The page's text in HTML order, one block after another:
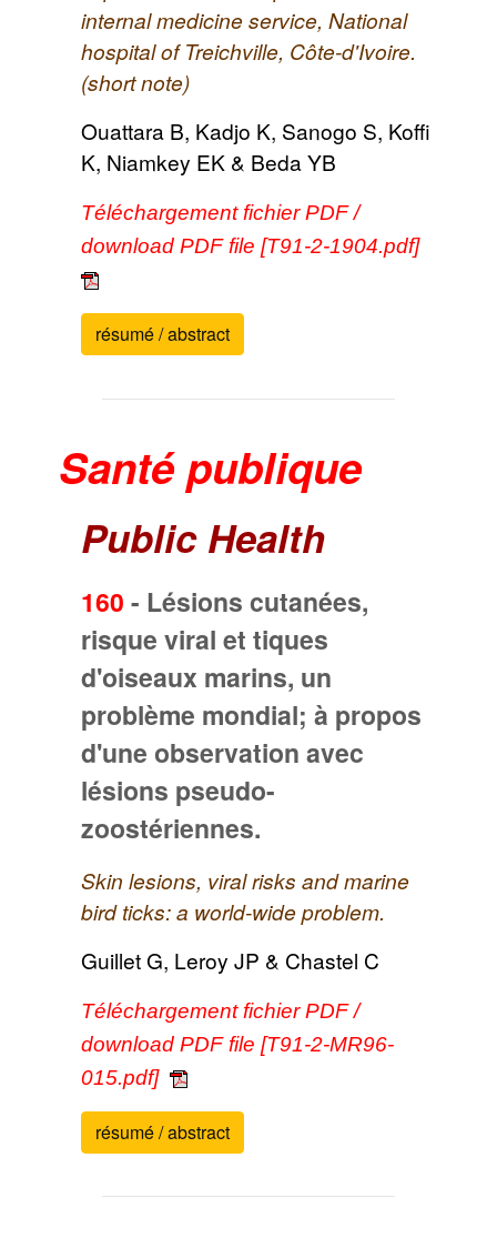
internal medicine service, National
hospital of Treichville, Côte-d'Ivoire.
(short note)
Ouattara B, Kadjo K, Sanogo S, Koffi
K, Niamkey EK & Beda YB
Téléchargement fichier PDF /
download PDF file [T91-2-1904.pdf]
résumé / abstract
Santé publique
Public Health
160 - Lésions cutanées,
risque viral et tiques
d'oiseaux marins, un
problème mondial; à propos
d'une observation avec
lésions pseudo-
zoostériennes.
Skin lesions, viral risks and marine
bird ticks: a world-wide problem.
Guillet G, Leroy JP & Chastel C
Téléchargement fichier PDF /
download PDF file [T91-2-MR96-
015.pdf]
résumé / abstract